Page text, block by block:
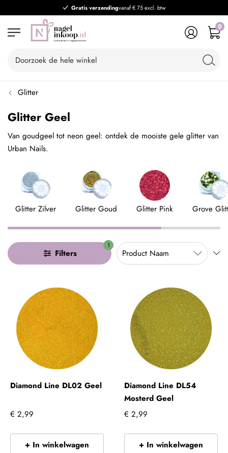
Gratis verzendingvanaf € 75 excl. btw
0
Glitter
Glitter Geel
Van goudgeel tot neon geel: ontdek de mooiste gele glitter van
Urban Nails.
Glitter Zilver Glitter Goud Glitter Pink Grove
Filters
1
Diamond Line DL02 Geel
€ 2,99
+ In winkelwagen
Diamond Line DL54
Mosterd Geel
€ 2,99
+ In winkelwagen